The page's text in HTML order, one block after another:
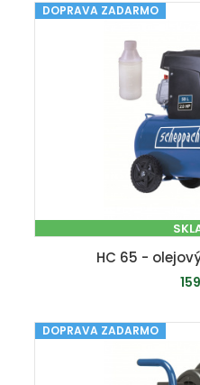
PRIDAŤ
DOPRAVA ZADARMO
HC 65 -
PRIDAŤ
DOPRAVA ZADARMO